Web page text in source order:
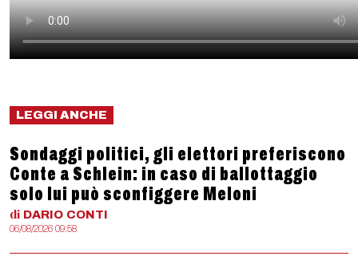
LEGGI ANCHE
Sondaggi politici, gli elettori preferiscono
Conte a Schlein: in caso di ballottaggio
solo lui può sconfiggere Meloni
di DARIO CONTI
06/08/2026 09:58